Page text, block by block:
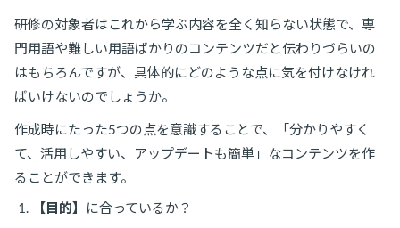
研修の対象者はこれから学ぶ内容を全く知らない状態で、専
門用語や難しい用語ばかりのコンテンツだと伝わりづらいの
はもちろんですが、具体的にどのような点に気を付けなけれ
ばいけないのでしょうか。
作成時にたった5つの点を意識することで、「分かりやすく
て、活用しやすい、アップデートも簡単」なコンテンツを作
ることができます。
【目的】
に合っているか？